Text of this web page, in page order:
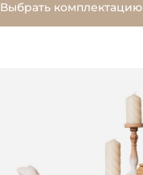
Выбрать комплектацию